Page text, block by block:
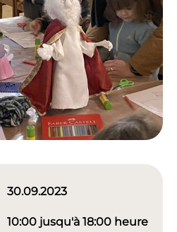
30.09.2023
10:00 jusqu'à 18:00 heure